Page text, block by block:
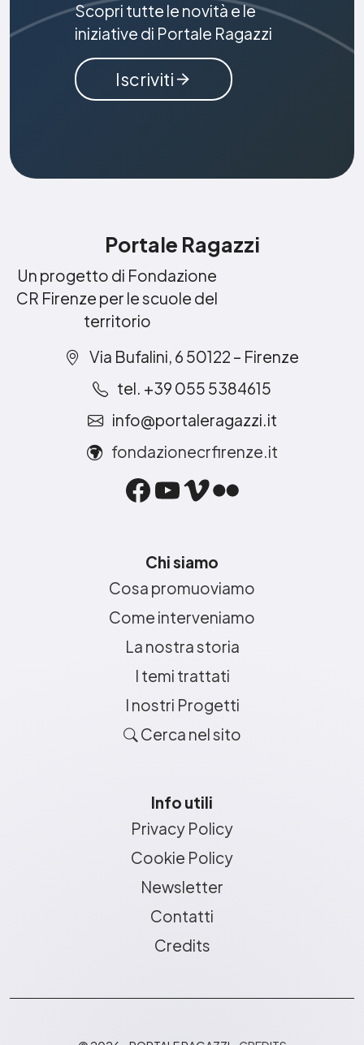
Scopri tutte le novità e le
iniziative di Portale Ragazzi
Iscriviti
Portale Ragazzi
Un progetto di Fondazione
CR Firenze per le scuole del
territorio
Via Bufalini, 6 50122 – Firenze
tel. +39 055 5384615
info@portaleragazzi.it
fondazionecrfirenze.it
Facebook
YouTube
Vimeo
Flickr
Chi siamo
Cosa promuoviamo
Come interveniamo
La nostra storia
I temi trattati
I nostri Progetti
Cerca nel sito
Info utili
Privacy Policy
Cookie Policy
Newsletter
Contatti
Credits